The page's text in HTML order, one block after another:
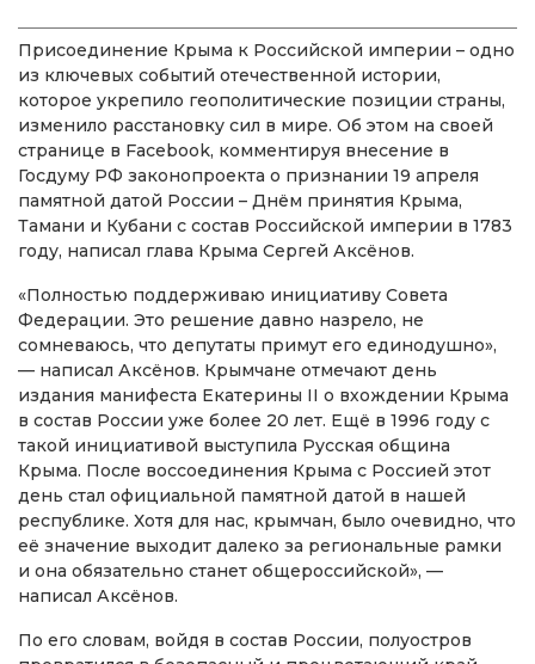
Присоединение Крыма к Российской империи – одно
из ключевых событий отечественной истории,
которое укрепило геополитические позиции страны,
изменило расстановку сил в мире. Об этом на своей
странице в Facebook, комментируя внесение в
Госдуму РФ законопроекта о признании 19 апреля
памятной датой России – Днём принятия Крыма,
Тамани и Кубани с состав Российской империи в 1783
году, написал глава Крыма Сергей Аксёнов.
«Полностью поддерживаю инициативу Совета
Федерации. Это решение давно назрело, не
сомневаюсь, что депутаты примут его единодушно»,
— написал Аксёнов. Крымчане отмечают день
издания манифеста Екатерины II о вхождении Крыма
в состав России уже более 20 лет. Ещё в 1996 году с
такой инициативой выступила Русская община
Крыма. После воссоединения Крыма с Россией этот
день стал официальной памятной датой в нашей
республике. Хотя для нас, крымчан, было очевидно, что
её значение выходит далеко за региональные рамки
и она обязательно станет общероссийской», —
написал Аксёнов.
По его словам, войдя в состав России, полуостров